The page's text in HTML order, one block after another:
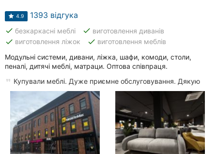
4.9 1393 відгука
done безкаркасні меблі done виготовлення диванів
done виготовлення ліжок done виготовлення меблів
Модульні системи, дивани, ліжка, шафи, комоди, столи,
пеналі, дитячі меблі, матраци. Оптова співпраця.
Купували меблі. Дуже приємне обслуговування. Дякую